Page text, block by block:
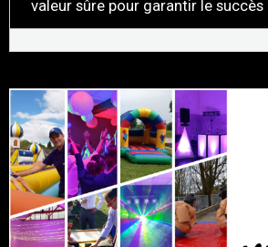
valeur sûre pour garantir le succès